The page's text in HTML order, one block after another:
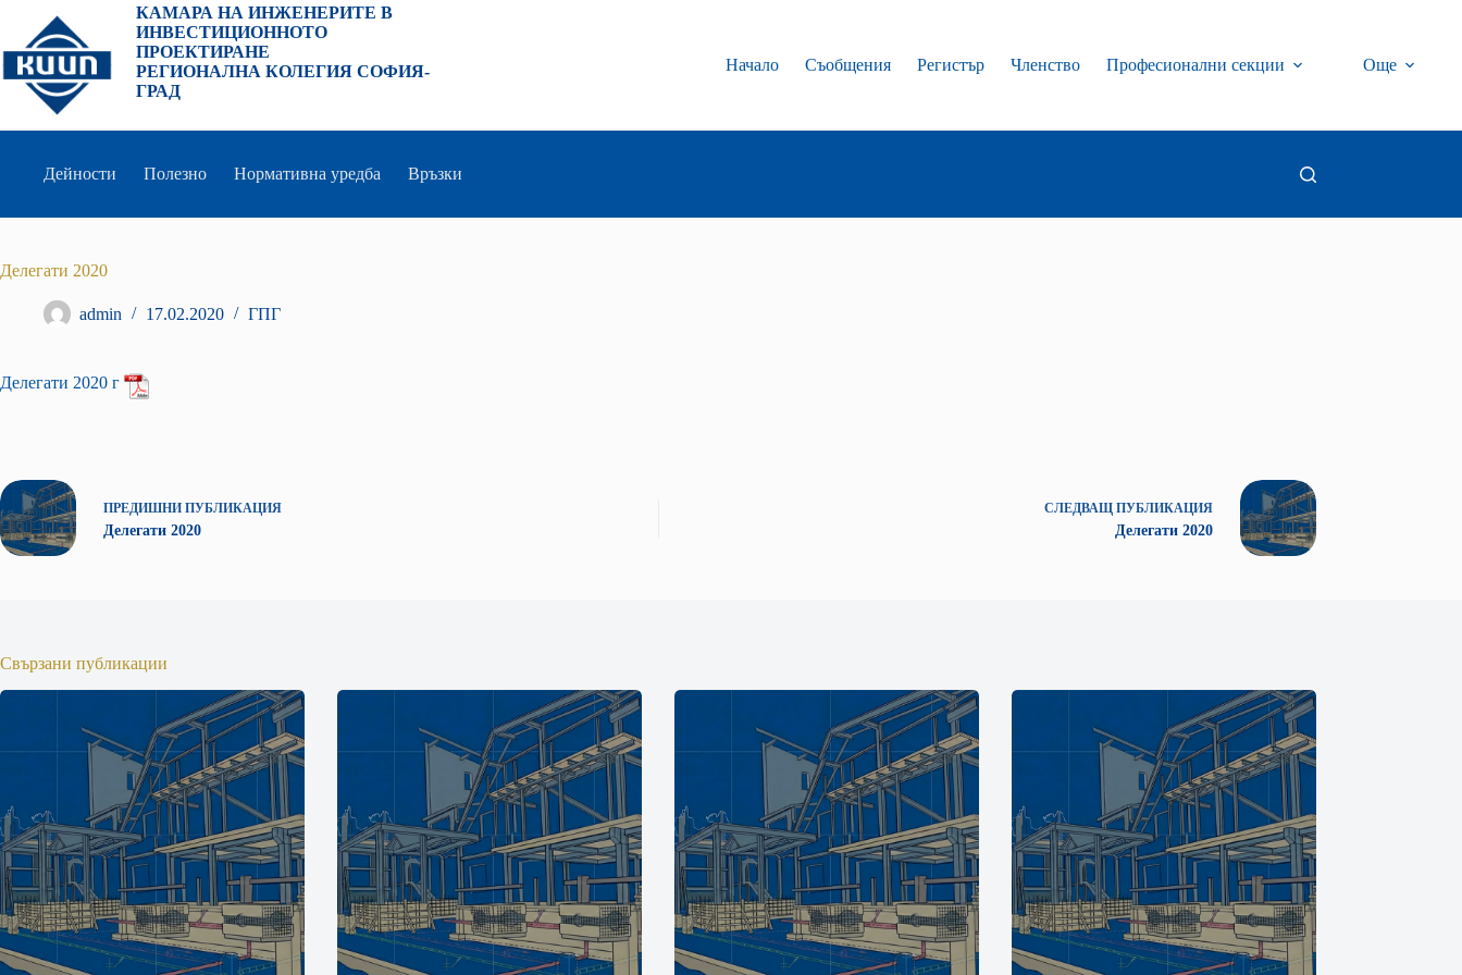
съдържанието
КАМАРА НА ИНЖЕНЕРИТЕ В
ИНВЕСТИЦИОННОТО
ПРОЕКТИРАНЕ
РЕГИОНАЛНА КОЛЕГИЯ СОФИЯ-
ГРАД
Начало Съобщения Регистър Членство Професионални секции Още
Дейности Полезно Нормативна уредба Връзки
Делегати 2020
admin 17.02.2020 ГПГ
Делегати 2020 г
ПРЕДИШНИ ПУБЛИКАЦИЯ
Делегати 2020
СЛЕДВАЩ ПУБЛИКАЦИЯ
Делегати 2020
Свързани публикации